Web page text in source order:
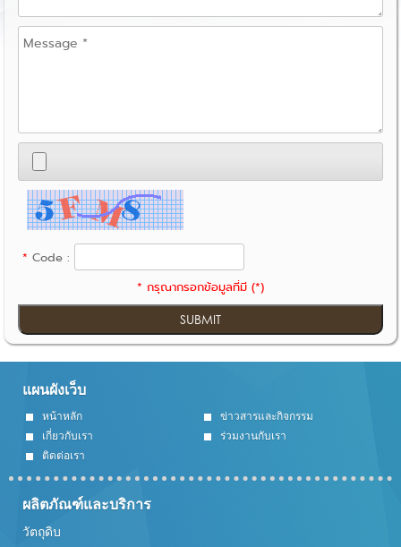
* Code :
* กรุณากรอกข้อมูลที่มี (*)
แผนผังเว็บ
หน้าหลัก
ข่าวสารและกิจกรรม
เกี่ยวกับเรา
ร่วมงานกับเรา
ติดต่อเรา
ผลิตภัณฑ์และบริการ
วัตถุดิบ